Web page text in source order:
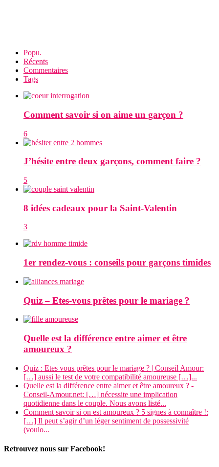
Popu.
Récents
Commentaires
Tags
Comment savoir si on aime un garçon ?
6
J’hésite entre deux garçons, comment faire ?
5
8 idées cadeaux pour la Saint-Valentin
3
1er rendez-vous : conseils pour garçons timides
Quiz – Etes-vous prêtes pour le mariage ?
Quelle est la différence entre aimer et être
amoureux ?
Quiz : Etes vous prêtes pour le mariage ? | Conseil Amour:
[…] aussi le test de votre compatibilité amoureuse […]...
Quelle est la différence entre aimer et être amoureux ? -
Conseil-Amour.net: […] nécessite une implication
quotidienne dans le couple. Nous avons listé...
Comment savoir si on est amoureux ? 5 signes à connaître !:
[…] Il peut s’agir d’un léger sentiment de possessivité
(voulo...
Retrouvez nous sur Facebook!